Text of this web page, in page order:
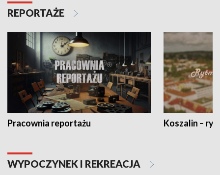
REPORTAŻE
Pracownia reportażu Koszalin –
WYPOCZYNEK I REKREACJA